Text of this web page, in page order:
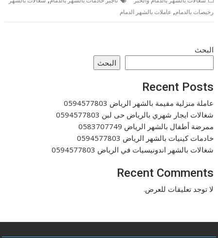
رخيصات بالدمام, عاملات بالشهر الدمام
البحث
البحث
Recent Posts
عاملة منزلية مقيمة بالشهر الرياض 0594577803
شغالات ايجار شهري بالرياض حى لبن 0594577803
ممرضة أطفال بالشهر الرياض 0583707749
خادمات كينيات بالشهر الرياض 0594577803
شغالات بالشهر اندونيسيات في الرياض 0594577803
Recent Comments
لا توجد تعليقات للعرض.